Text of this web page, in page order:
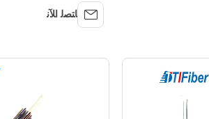
ﺎﺘﺼﻟ ﺍﻶﻧ